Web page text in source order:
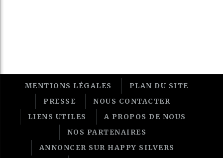
MENTIONS LÉGALES
PLAN DU SITE
PRESSE
NOUS CONTACTER
LIENS UTILES
A PROPOS DE NOUS
NOS PARTENAIRES
ANNONCER SUR HAPPY SILVERS